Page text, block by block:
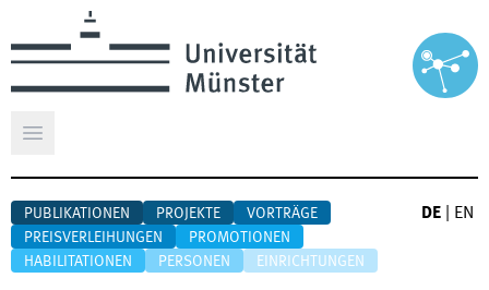
Hauptmenü öffnen
PUBLIKATIONEN PROJEKTE
VORTRÄGE
PREISVERLEIHUNGEN
PROMOTIONEN
HABILITATIONEN
PERSONEN EINRICHTUNGEN
DE EN